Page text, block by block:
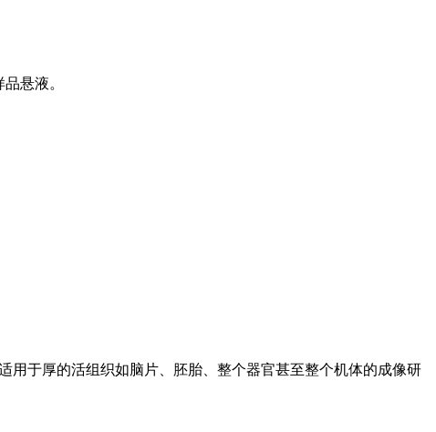
悬液。
用于厚的活组织如脑片、胚胎、整个器官甚至整个机体的成像研